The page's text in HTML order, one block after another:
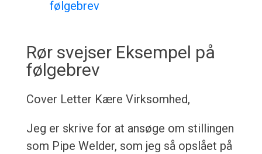
følgebrev
Rør svejser Eksempel på
følgebrev
Cover Letter Kære Virksomhed,
Jeg er skrive for at ansøge om stillingen
som Pipe Welder, som jeg så opslået på